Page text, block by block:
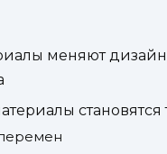
меняют
становятся